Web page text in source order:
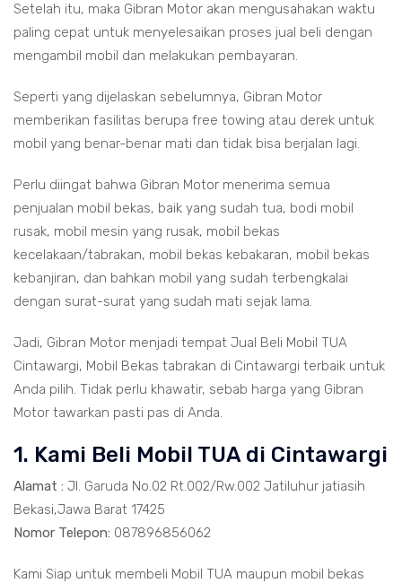
Setelah itu, maka Gibran Motor akan mengusahakan waktu
paling cepat untuk menyelesaikan proses jual beli dengan
mengambil mobil dan melakukan pembayaran.
Seperti yang dijelaskan sebelumnya, Gibran Motor
memberikan fasilitas berupa free towing atau derek untuk
mobil yang benar-benar mati dan tidak bisa berjalan lagi.
Perlu diingat bahwa Gibran Motor menerima semua
penjualan mobil bekas, baik yang sudah tua, bodi mobil
rusak, mobil mesin yang rusak, mobil bekas
kecelakaan/tabrakan, mobil bekas kebakaran, mobil bekas
kebanjiran, dan bahkan mobil yang sudah terbengkalai
dengan surat-surat yang sudah mati sejak lama.
Jadi, Gibran Motor menjadi tempat Jual Beli Mobil TUA
Cintawargi, Mobil Bekas tabrakan di Cintawargi terbaik untuk
Anda pilih. Tidak perlu khawatir, sebab harga yang Gibran
Motor tawarkan pasti pas di Anda.
1. Kami Beli Mobil TUA di Cintawargi
Alamat : Jl. Garuda No.02 Rt.002/Rw.002 Jatiluhur jatiasih
Bekasi,Jawa Barat 17425
Nomor Telepon: 087896856062
Kami Siap untuk membeli Mobil TUA maupun mobil bekas